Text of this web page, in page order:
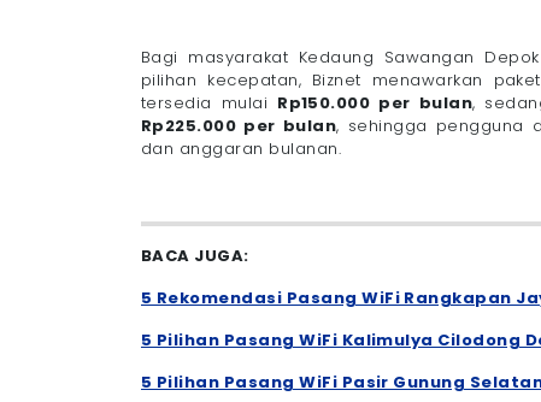
Bagi masyarakat Kedaung Sawangan
pilihan kecepatan, Biznet menawarkan
tersedia mulai Rp150.000 per bulan,
Rp225.000 per bulan, sehingga pengguna
dan anggaran bulanan.
BACA JUGA:
5 Rekomendasi Pasang WiFi Rangkapan
5 Pilihan Pasang WiFi Kalimulya Cilodong
5 Pilihan Pasang WiFi Pasir Gunung